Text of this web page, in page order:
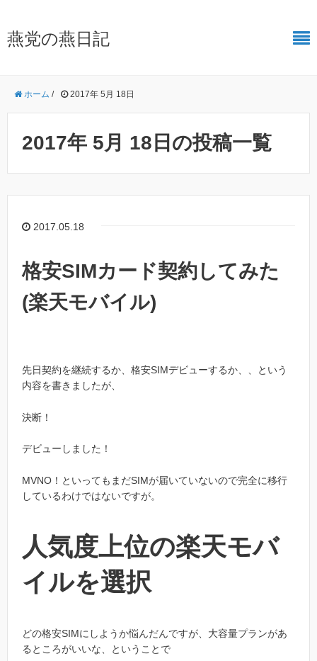
燕党の燕日記
ホーム / 2017年 5月 18日
2017年 5月 18日の投稿一覧
2017.05.18
格安SIMカード契約してみた
(楽天モバイル)
先日契約を継続するか、格安SIMデビューするか、、という
内容を書きましたが、
決断！
デビューしました！
MVNO！といってもまだSIMが届いていないので完全に移行
しているわけではないですが。
人気度上位の楽天モバ
イルを選択
どの格安SIMにしようか悩んだんですが、大容量プランがあ
るところがいいな、ということで